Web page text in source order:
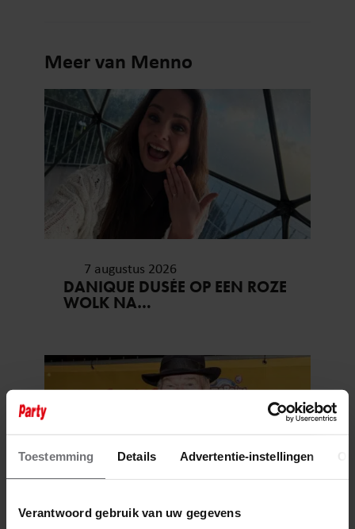
Toestemming Details Advertentie-instellingen
Verantwoord gebruik van uw gegevens
Meer van Menno
7 augustus 2026
DANIQUE DUSÉE OP EEN ROZE
WOLK NA